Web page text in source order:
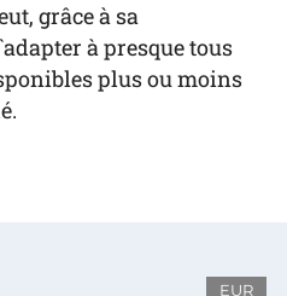
grâce à sa
à presque tous
plus ou moins
EUR